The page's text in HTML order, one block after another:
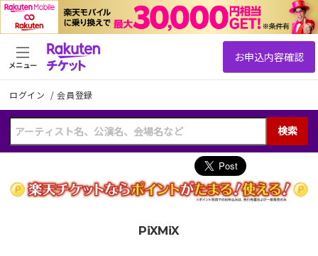
ログイン /会員登録
検索
メニュー
PiXMiX